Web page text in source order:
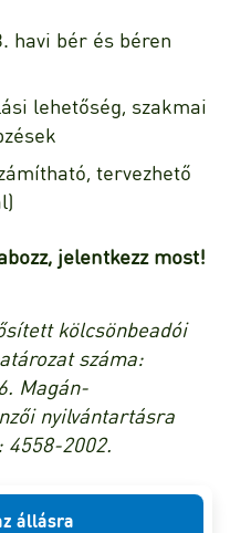
havi bér és béren
lehetőség, szakmai
tervezhető
jelentkezz most!
kölcsönbeadói
száma:
Magán-
nyilvántartásra
4558-2002.
állásra